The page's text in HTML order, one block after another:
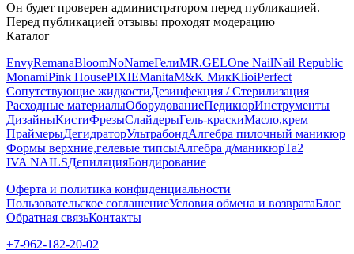
Он будет проверен администратором перед публикацией.
Перед публикацией отзывы проходят модерацию
Каталог
EnvyRemanaBloomNoNameГелиMR.GELOne NailNail Republic
MonamiPink HousePIXIEManitaM&K МикKlioiPerfect
Сопутствующие жидкостиДезинфекция / Стерилизация
Расходные материалыОборудованиеПедикюрИнструменты
ДизайныКистиФрезыСлайдерыГель-краскиМасло,крем
ПраймерыДегидраторУльтрабондАлгебра пилочный маникюр
Формы верхние,гелевые типсыАлгебра д/маникюрTa2
IVA NAILSДепиляцияБондирование
Оферта и политика конфиденциальности
Пользовательское соглашениеУсловия обмена и возвратаБлог
Обратная связьКонтакты
+7-962-182-20-02